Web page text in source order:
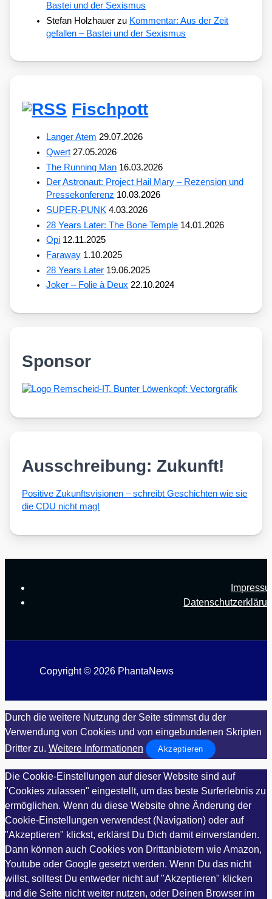
Bastei und der Sexismus
Stefan Holzhauer zu Kommentar: Aus der Zeit
gefallen – Bastei und der Sexismus
Fischpott
Langer Atem 29.07.2026
Qwert 27.05.2026
The Running Man 16.03.2026
Der Astronaut: Project Hail Mary – Rezension und
Pressekonferenz 10.03.2026
SUPER-PUNK 4.03.2026
28 Years Later: The Bone Temple 14.01.2026
Opi 12.11.2025
Faraway 1.10.2025
28 Years Later 19.06.2025
Joker – Folie à Deux 22.10.2024
Sponsor
Ausschreibung: Zukunft!
Posi­ti­ve Zukunfts­vi­sio­nen – schreibt Geschich­ten wie sie
die CDU nicht mag!
Copyright © 2026 PhantaNews
Durch die weitere Nutzung der Seite stimmst du der
Verwendung von Cookies und von eingebundenen Skripten
Dritter zu. Weitere Informationen Akzeptieren
Die Cookie-Einstellungen auf dieser Website sind auf
"Cookies zulassen" eingestellt, um das beste Surferlebnis zu
ermöglichen. Wenn du diese Website ohne Änderung der
Cookie-Einstellungen verwendest (Navigation) oder auf
"Akzeptieren" klickst, erklärst Du Dich damit einverstanden.
Dann können auch Cookies von Drittanbietern wie Amazon,
Youtube oder Google gesetzt werden. Wenn Du das nicht
willst, solltest Du entweder nicht auf "Akzeptieren" klicken
und die Seite nicht weiter nutzen, oder Deinen Browser im